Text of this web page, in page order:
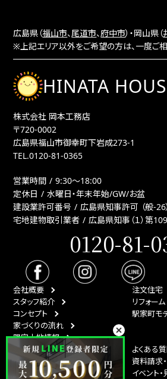
広島県（福山市、尾道市、府中市）・岡山県（
※上記エリア以外をご希望の方は、一度ご
HINATA
株式会社 岡本工務店
〒720-0002
広島県福山市御幸町下岩成273-1
TEL.0120-81-0365
営業時間
9:30〜18:00
定休日
水曜日・年末年始/GW/お盆
建設業許可番号
広島県知事許可 （般-
宅地建物取引業者
広島県知事（１）第
0120-81-
会社概要
スタッフ紹介
コンセプト
家づくりの流れ
限定土地情報
注文住宅
リフォーム
駅家町モ
最新情報
イベント情報
スタッフブログ
よくある
資料請求
イベント